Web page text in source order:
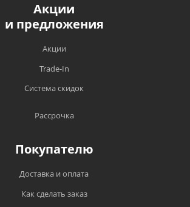
Акции
и предложения
Акции
Trade-In
Система скидок
Рассрочка
Покупателю
Доставка и оплата
Как сделать заказ